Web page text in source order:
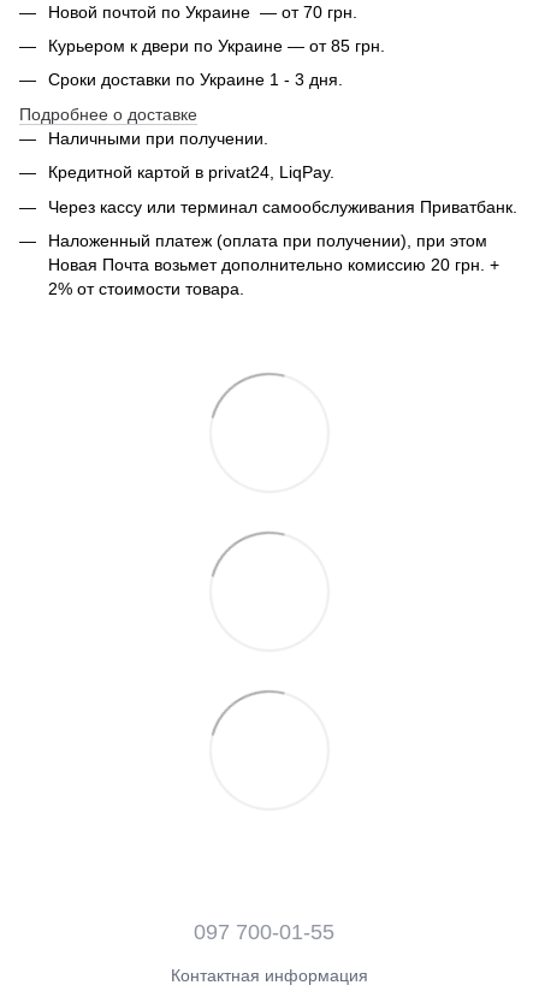
Новой почтой по Украине — от 70 грн.
Курьером к двери по Украине — от 85 грн.
Сроки доставки по Украине 1 - 3 дня.
Подробнее о доставке
Наличными при получении.
Кредитной картой в privat24, LiqPay.
Через кассу или терминал самообслуживания Приватбанк.
Наложенный платеж (оплата при получении), при этом
Новая Почта возьмет дополнительно комиссию 20 грн. +
2% от стоимости товара.
097 700-01-55
Контактная информация